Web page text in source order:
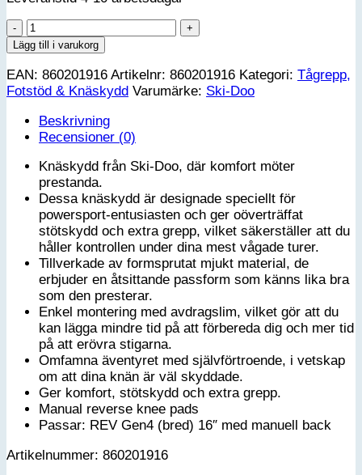
Knäskydd
för
backväxel
Ski-
mängd
Lägg till i varukorg
EAN: 860201916 Artikelnr: 860201916 Kategori: Tågrepp,
Fotstöd & Knäskydd Varumärke: Ski-Doo
Beskrivning
Recensioner (0)
Knäskydd från Ski-Doo, där komfort möter
prestanda.
Dessa knäskydd är designade speciellt för
powersport-entusiasten och ger oöverträffat
stötskydd och extra grepp, vilket säkerställer att du
håller kontrollen under dina mest vågade turer.
Tillverkade av formsprutat mjukt material, de
erbjuder en åtsittande passform som känns lika bra
som den presterar.
Enkel montering med avdragslim, vilket gör att du
kan lägga mindre tid på att förbereda dig och mer tid
på att erövra stigarna.
Omfamna äventyret med självförtroende, i vetskap
om att dina knän är väl skyddade.
Ger komfort, stötskydd och extra grepp.
Manual reverse knee pads
Passar: REV Gen4 (bred) 16″ med manuell back
Artikelnummer: 860201916